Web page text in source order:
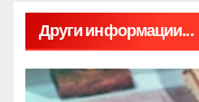
Други информации...